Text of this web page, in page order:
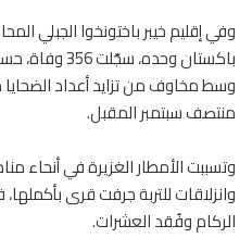
وفي إقليم خيبر باختونخوا الجبلي
باكستان
وسط مخاوف من تزايد أعداد
منتصف سبتمبر المقبل.
وتسببت الأمطار الغزيرة في أنحاء
وانزلاقات للتربة جرفت قرى
الركام وفُقد العشرات.